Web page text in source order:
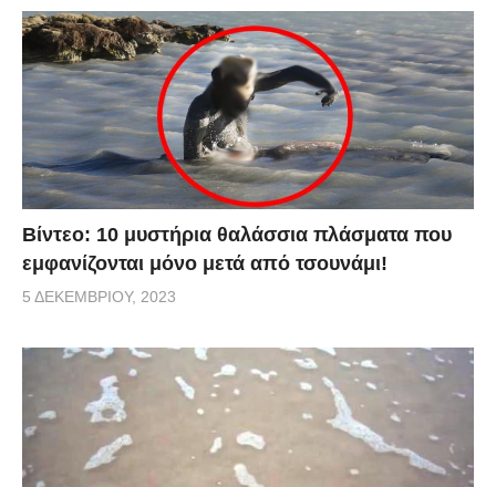
Βίντεο: 10 μυστήρια θαλάσσια πλάσματα που
εμφανίζονται μόνο μετά από τσουνάμι!
5 ΔΕΚΕΜΒΡΊΟΥ, 2023